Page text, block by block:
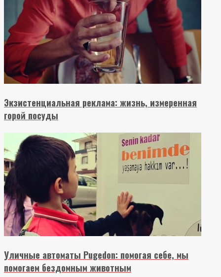
Экзистенциальная реклама: жизнь, измеренная
горой посуды
Уличные автоматы Pugedon: помогая себе, мы
помогаем бездомным животным